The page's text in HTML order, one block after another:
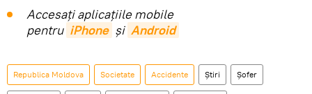
Accesaţi aplicaţiile mobile
pentru iPhone și Android
Republica Moldova Societate Accidente Știri Șofer